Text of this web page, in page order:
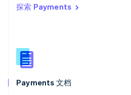
探索 Payments
Payments 文档
西班牙
新西兰
English
匈牙利
English